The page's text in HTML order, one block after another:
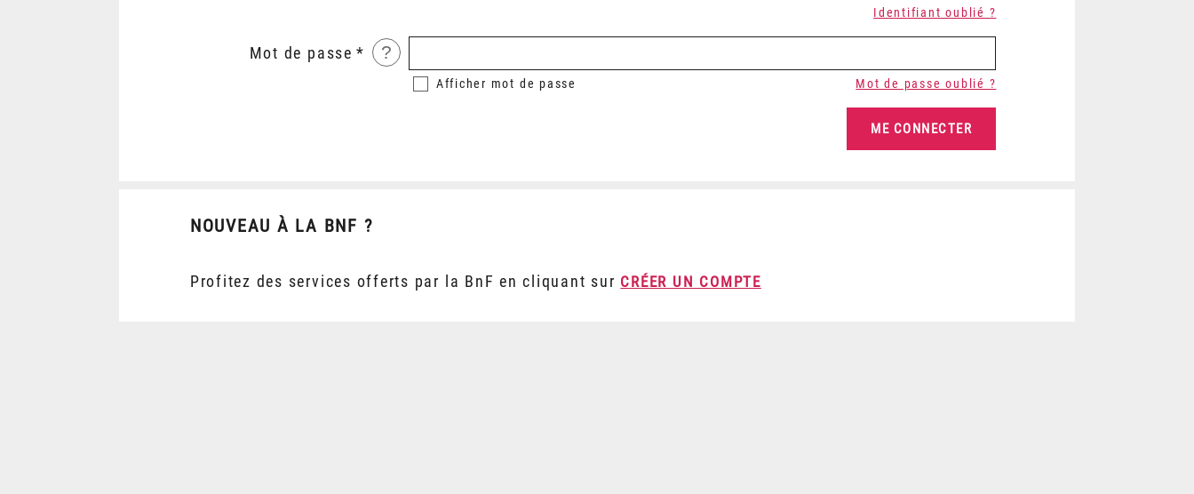
Identifiant oublié ?
Mot de passe ?
Afficher mot de passe Mot de passe oublié ?
NOUVEAU À LA BNF ?
Profitez des services offerts par la BnF en cliquant sur CRÉER UN COMPTE